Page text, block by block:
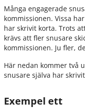
Många engagerade
kommissionen. Vissa
har skrivit korta. Trots
krävs att fler snusare
kommissionen. Ju fler,
Här nedan kommer två
snusare själva har
Exempel ett